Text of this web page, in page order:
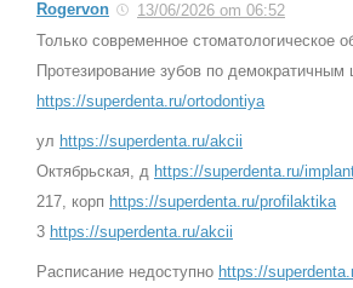
Rogervon
13/06/2026 om 06:52
Только современное стоматологическое
Протезирование зубов по демократичным
https://superdenta.ru/ortodontiya
ул https://superdenta.ru/akcii
Октябрьская, д https://superdenta.ru/
217, корп https://superdenta.ru/profilaktika
3 https://superdenta.ru/akcii
Расписание недоступно https://